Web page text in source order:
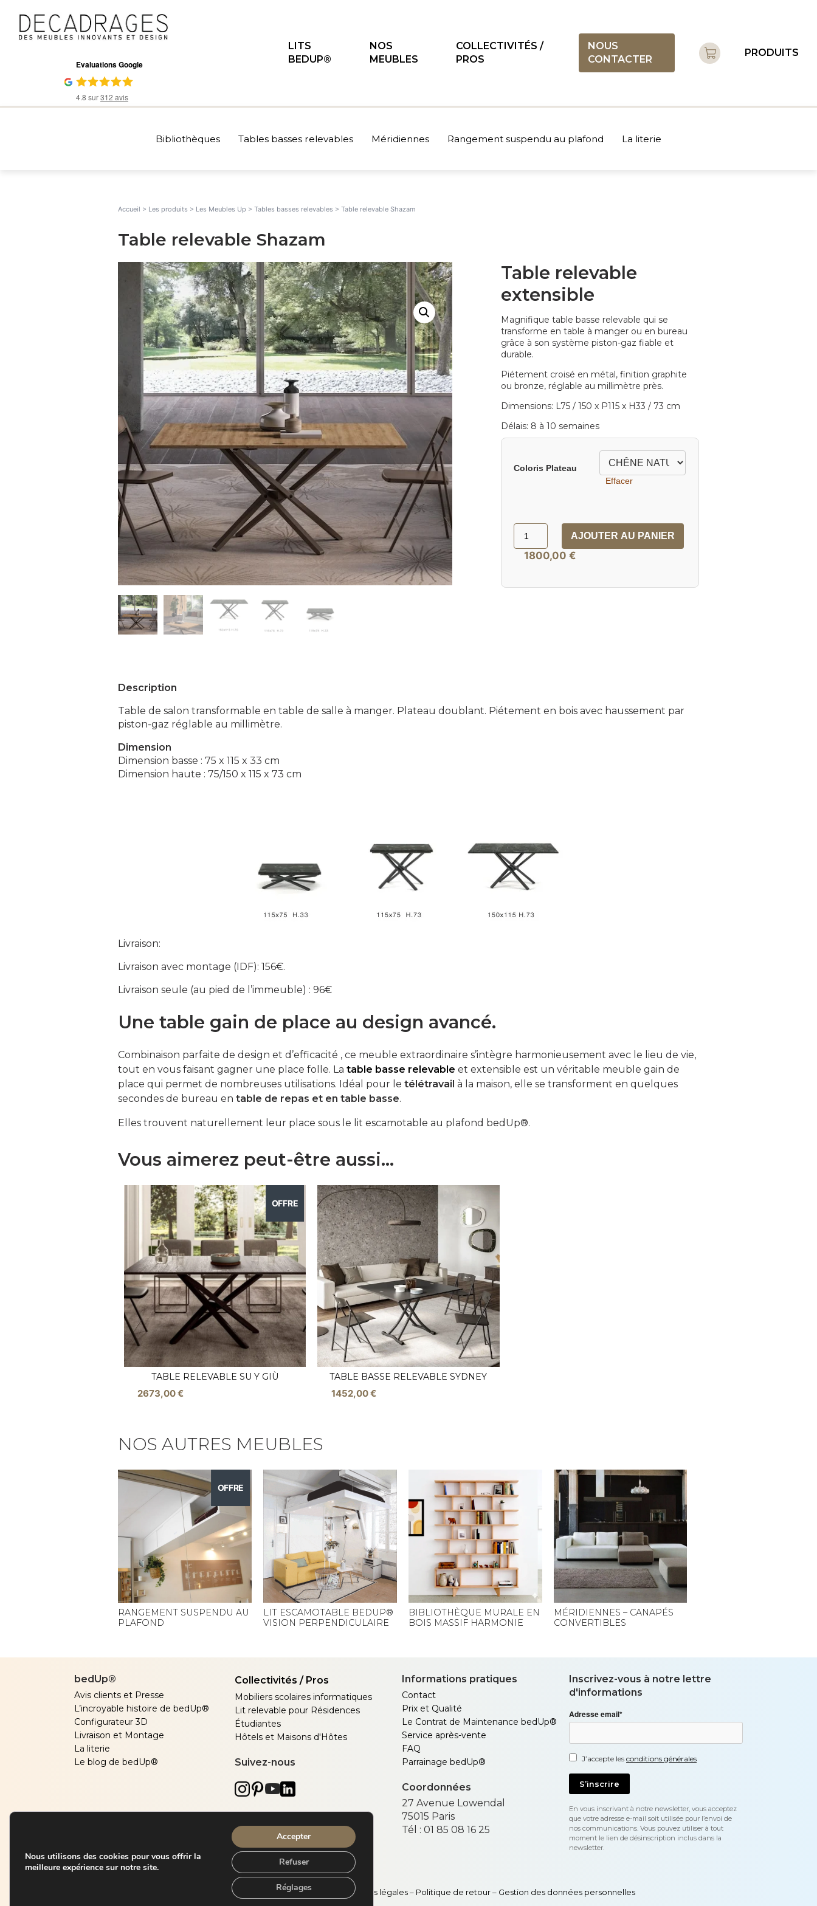
contenu
Evaluations Google
4.8 sur312 avis
LITS
BEDUP®
NOS
MEUBLES
Bibliothèques Tables basses relevables Méridiennes Rangement suspendu au plafond La literie
COLLECTIVITÉS /
PROS
NOUS
CONTACTER
PRODUITS
Accueil > Les produits > Les Meubles Up >Tables basses relevables > Table relevable Shazam
Table relevable Shazam
Table relevable
extensible
Magnifique table basse relevable qui se
transforme en table à manger ou en bureau
grâce à son système piston-gaz fiable et
durable.
Piétement croisé en métal, finition graphite
ou bronze, réglable au millimètre près.
Dimensions: L75 / 150 x P115 x H33 / 73 cm
Délais: 8 à 10 semaines
Coloris Plateau
Effacer
AJOUTER AU PANIER
1800,00€
Description
Table de salon transformable en table de salle à manger. Plateau doublant. Piétement en bois avec haussement par
piston-gaz réglable au millimètre.
Dimension
Dimension basse : 75 x 115 x 33 cm
Dimension haute : 75/150 x 115 x 73 cm
Livraison:
Livraison avec montage (IDF): 156€.
Livraison seule (au pied de l’immeuble) : 96€
Une table gain de place au design avancé.
Combinaison parfaite de design et d’efficacité , ce meuble extraordinaire s’intègre harmonieusement avec le lieu de vie,
tout en vous faisant gagner une place folle. Latable basse relevable et extensible est un véritable meuble gain de
place qui permet de nombreuses utilisations. Idéal pour letélétravail à la maison, elle se transforment en quelques
secondes de bureau entable de repas et en table basse.
Elles trouvent naturellement leur place sous le lit escamotable au plafond bedUp®.
Vous aimerez peut-être aussi…
OFFRE
TABLE RELEVABLE SU Y GIÙ
2673,00€
TABLE BASSE RELEVABLE SYDNEY
1452,00€
NOS AUTRES MEUBLES
OFFRE
RANGEMENT SUSPENDU AU
PLAFOND
LIT ESCAMOTABLE BEDUP®
VISION PERPENDICULAIRE
BIBLIOTHÈQUE MURALE EN
BOIS MASSIF HARMONIE
MÉRIDIENNES – CANAPÉS
CONVERTIBLES
bedUp®
Avis clients et Presse
L’incroyable histoire de bedUp®
Configurateur 3D
Livraison et Montage
La literie
Le blog de bedUp®
Collectivités / Pros
Mobiliers scolaires informatiques
Lit relevable pour Résidences
Étudiantes
Hôtels et Maisons d'Hôtes
Suivez-nous
Informations pratiques
Contact
Prix et Qualité
Le Contrat de Maintenance bedUp®
Service après-vente
FAQ
Parrainage bedUp®
Coordonnées
27 Avenue Lowendal
75015 Paris
Tél : 01 85 08 16 25
Inscrivez-vous à notre lettre
d'informations
Adresse email*
J’accepte les conditions générales
En vous inscrivant à notre newsletter, vous acceptez
que votre adresse e-mail soit utilisée pour l’envoi de
nos communications. Vous pouvez utiliser à tout
moment le lien de désinscription inclus dans la
newsletter.
Copyright 2023 © DECADRAGES – Mentions légales– Politique de retour– Gestion des données personnelles
Nous utilisons des cookies pour vous offrir la
meilleure expérience sur notre site.
Accepter
Refuser
Réglages